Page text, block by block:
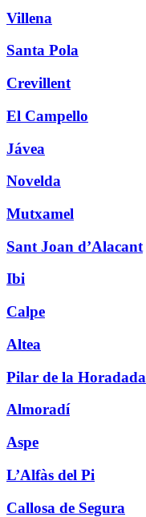
Villena
Santa Pola
Crevillent
El Campello
Jávea
Novelda
Mutxamel
Sant Joan d’Alacant
Ibi
Calpe
Altea
Pilar de la Horadada
Almoradí
Aspe
L’Alfàs del Pi
Callosa de Segura